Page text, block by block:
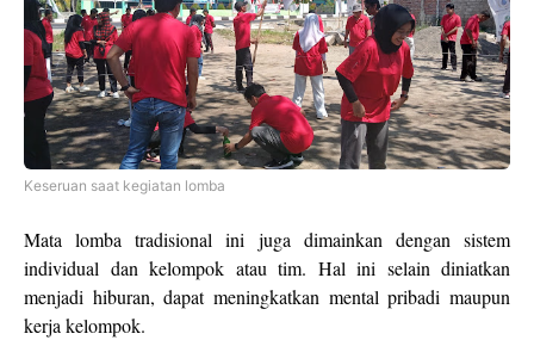
Keseruan saat kegiatan lomba
Mata lomba tradisional ini juga dimainkan dengan sistem
individual dan kelompok atau tim. Hal ini selain diniatkan
menjadi hiburan, dapat meningkatkan mental pribadi maupun
kerja kelompok.